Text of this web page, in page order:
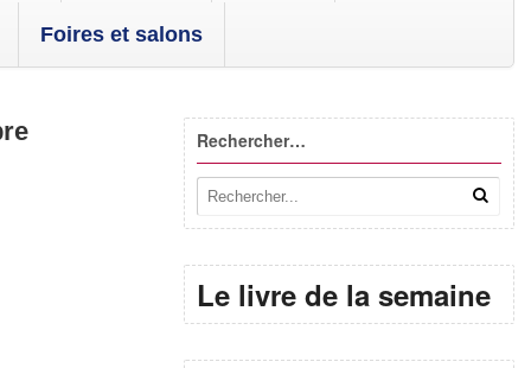
Foires et salons
Rechercher…
Le livre de la semaine